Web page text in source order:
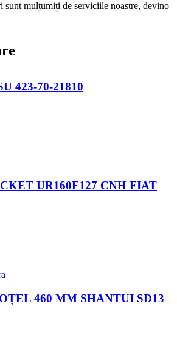
sunt mulțumiți de serviciile noastre, devino
423-70-21810
UR160F127 CNH FIAT
460 MM SHANTUI SD13